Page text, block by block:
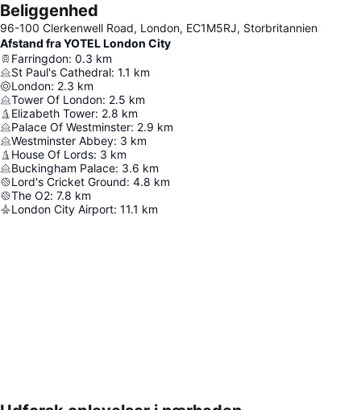
Beliggenhed
96-100 Clerkenwell Road, London, EC1M5RJ, Storbritannien
Afstand fra YOTEL London City
Farringdon: 0.3 km
St Paul's Cathedral: 1.1 km
London: 2.3 km
Tower Of London: 2.5 km
Elizabeth Tower: 2.8 km
Palace Of Westminster: 2.9 km
Westminster Abbey: 3 km
House Of Lords: 3 km
Buckingham Palace: 3.6 km
Lord's Cricket Ground: 4.8 km
The O2: 7.8 km
London City Airport: 11.1 km